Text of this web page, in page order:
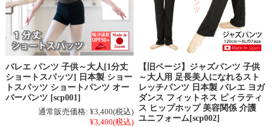
バレエ パンツ 子供～大人[1分丈
ショートスパッツ] 日本製 ショー
トスパッツ ショートパンツ オー
バーパンツ [scp001]
通常販売価格: ¥3,400(税込)
¥3,400(税込)
【旧ページ】ジャズパンツ 子供
～大人用 足長美人になれるスト
レッチパンツ 日本製 バレエ ヨガ
ダンス フィットネス ピィラティ
ス ヒップホップ 美容関係 介護
ユニフォーム[scp002]